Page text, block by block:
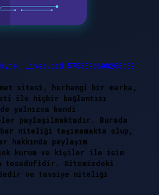
live:.cid.575569c608265c69
sitesi, herhangi bir marka,
ile hiçbir bağlantısı
yalnızca kendi
paylaşılmaktadır. Burada
niteliği taşımamakta olup,
hakkında paylaşım
kurum ve kişiler ile isim
tesadüfidir. Sitemizdeki
ve tavsiye niteliği